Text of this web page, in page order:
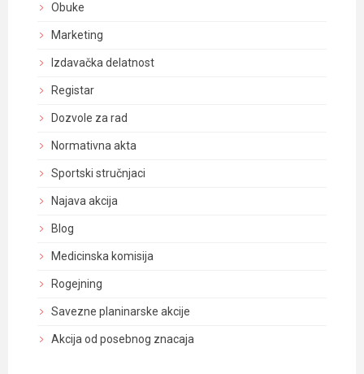
Obuke
Marketing
Izdavačka delatnost
Registar
Dozvole za rad
Normativna akta
Sportski stručnjaci
Najava akcija
Blog
Medicinska komisija
Rogejning
Savezne planinarske akcije
Akcija od posebnog znacaja